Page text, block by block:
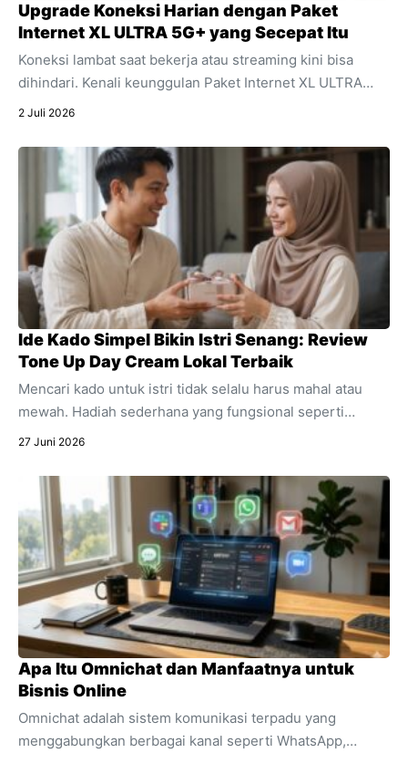
Upgrade Koneksi Harian dengan Paket
Internet XL ULTRA 5G+ yang Secepat Itu
Koneksi lambat saat bekerja atau streaming kini bisa
dihindari. Kenali keunggulan Paket Internet XL ULTRA
5G+ yang menawarkan kecepatan ultra dan stabilitas
2 Juli 2026
Ide Kado Simpel Bikin Istri Senang: Review
Tone Up Day Cream Lokal Terbaik
Mencari kado untuk istri tidak selalu harus mahal atau
mewah. Hadiah sederhana yang fungsional seperti
skincare sering kali jauh lebih berkesan. Temukan alasan
dijadikan kado spesial untuk mendukung aktivitasnya.
27 Juni 2026
Apa Itu Omnichat dan Manfaatnya untuk
Bisnis Online
Omnichat adalah sistem komunikasi terpadu yang
menggabungkan berbagai kanal seperti WhatsApp,